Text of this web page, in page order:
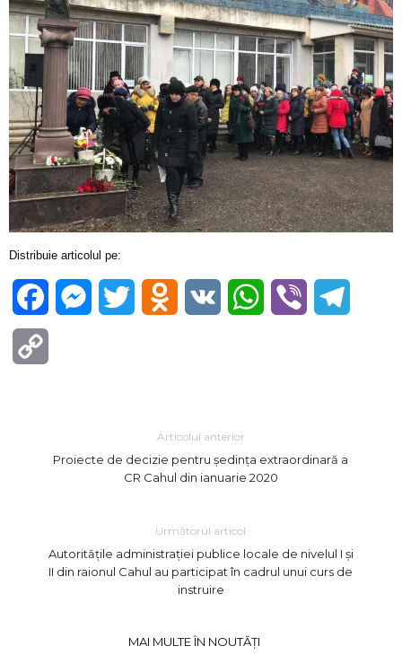
Distribuie articolul pe:
FacebookMessenger
Twitter Odnoklassniki
VK WhatsApp
Viber
Articolul anterior
Proiecte de decizie pentru ședința extraordinară a
CR Cahul din ianuarie 2020
Următorul articol
Autoritățile administrației publice locale de nivelul I și
II din raionul Cahul au participat în cadrul unui curs de
instruire
MAI MULTE ÎN NOUTĂȚI